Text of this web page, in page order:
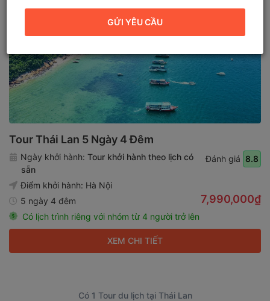
Tour Thái Lan 5 Ngày 4 Đêm
Đánh giá 8.8
7,990,000₫
Ngày khởi hành: Tour khởi hành theo lịch có
sẵn
Điểm khởi hành: Hà Nội
5 ngày 4 đêm
Có lịch trình riêng với nhóm từ 4 người trở lên
XEM CHI TIẾT
Có 1 Tour du lịch tại Thái Lan